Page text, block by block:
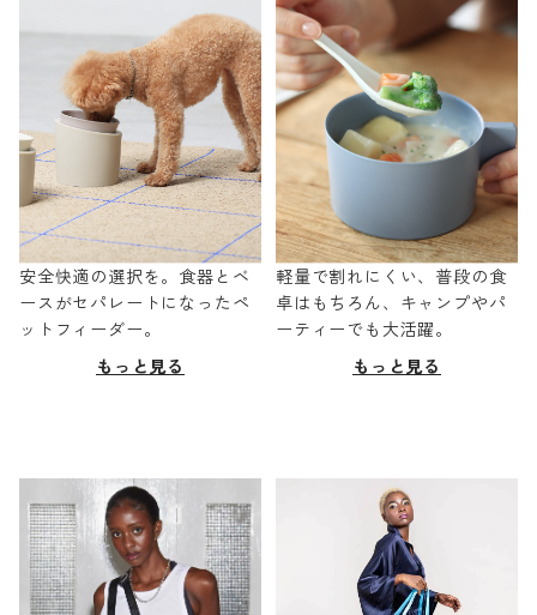
安全快適の選択を。食器とベ
ースがセパレートになったペ
ットフィーダー。
もっと見る
軽量で割れにくい、普段の食
卓はもちろん、キャンプやパ
ーティーでも大活躍。
もっと見る